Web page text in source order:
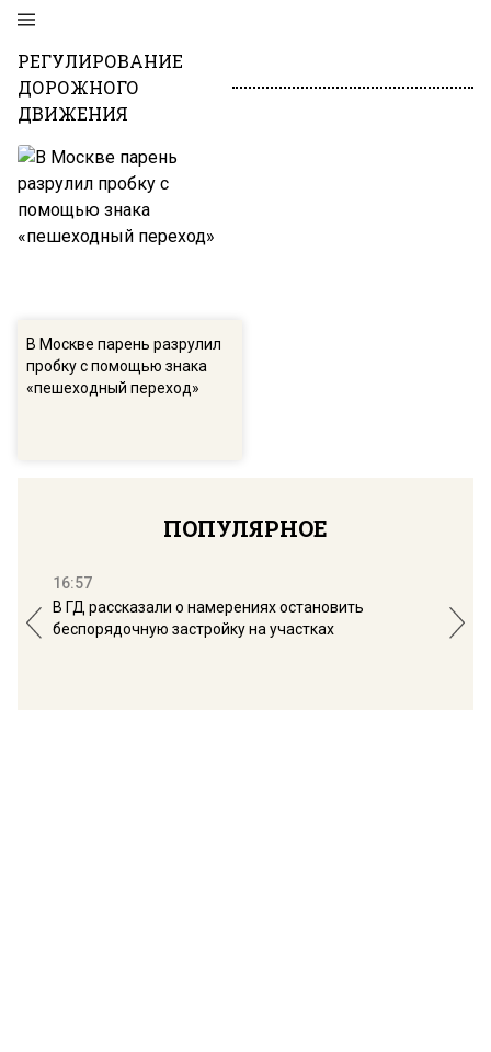
РЕГУЛИРОВАНИЕ
ДОРОЖНОГО
ДВИЖЕНИЯ
В Москве парень разрулил
пробку с помощью знака
«пешеходный переход»
ПОПУЛЯРНОЕ
16:57
В ГД рассказали о намерениях остановить
беспорядочную застройку на участках